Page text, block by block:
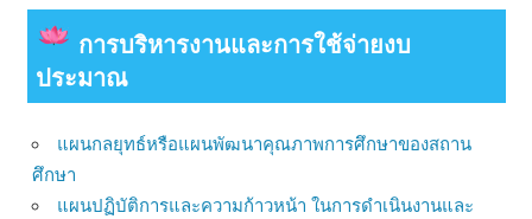
การบริหารงานและการใช้จ่ายงบ
ประมาณ
แผนกลยุทธ์หรือแผนพัฒนาคุณภาพการศึกษาของสถาน
ศึกษา
แผนปฏิบัติการและความก้าวหน้า ในการดำเนินงานและ